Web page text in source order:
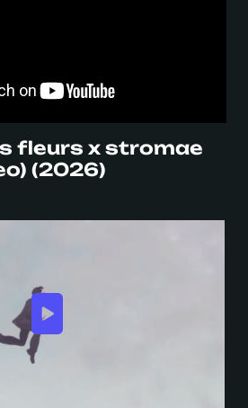
fleurs x stromae
(2026)